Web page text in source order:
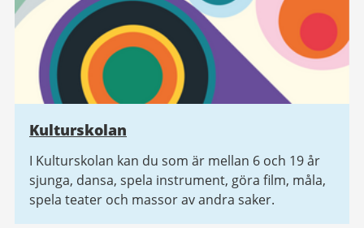
Kulturskolan
I Kulturskolan kan du som är mellan 6 och 19 år
sjunga, dansa, spela instrument, göra film, måla,
spela teater och massor av andra saker.